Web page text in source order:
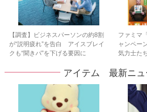
【調査】ビジネスパーソンの約8割
が“説明疲れ”を告白 アイスブレイ
クも“聞きパ”を下げる要因に
ファミマ
ャンペー
気力士た
アイテム 最新ニュ